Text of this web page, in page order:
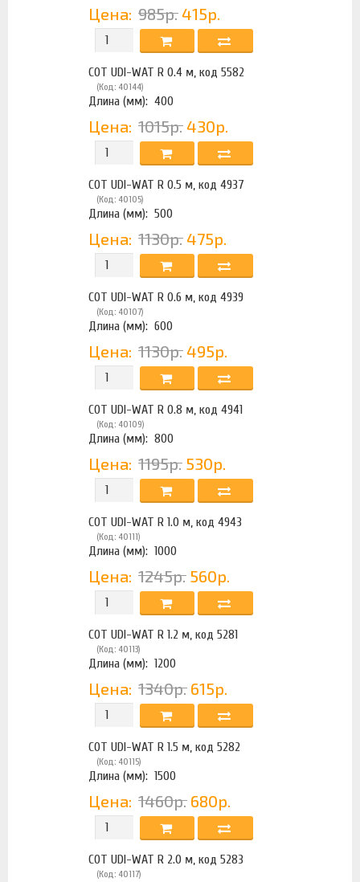
Цена: 985р. 415р.
COT UDI-WAT R 0.4 м, код 5582
(Код: 40144)
Длина (мм): 400
Цена: 1015р. 430р.
COT UDI-WAT R 0.5 м, код 4937
(Код: 40105)
Длина (мм): 500
Цена: 1130р. 475р.
COT UDI-WAT R 0.6 м, код 4939
(Код: 40107)
Длина (мм): 600
Цена: 1130р. 495р.
COT UDI-WAT R 0.8 м, код 4941
(Код: 40109)
Длина (мм): 800
Цена: 1195р. 530р.
COT UDI-WAT R 1.0 м, код 4943
(Код: 40111)
Длина (мм): 1000
Цена: 1245р. 560р.
COT UDI-WAT R 1.2 м, код 5281
(Код: 40113)
Длина (мм): 1200
Цена: 1340р. 615р.
COT UDI-WAT R 1.5 м, код 5282
(Код: 40115)
Длина (мм): 1500
Цена: 1460р. 680р.
COT UDI-WAT R 2.0 м, код 5283
(Код: 40117)